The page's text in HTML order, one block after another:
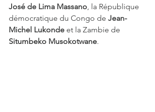
José de Lima Massano, la République
démocratique du Congo de Jean-
Michel Lukonde et la Zambie de
Situmbeko Musokotwane.